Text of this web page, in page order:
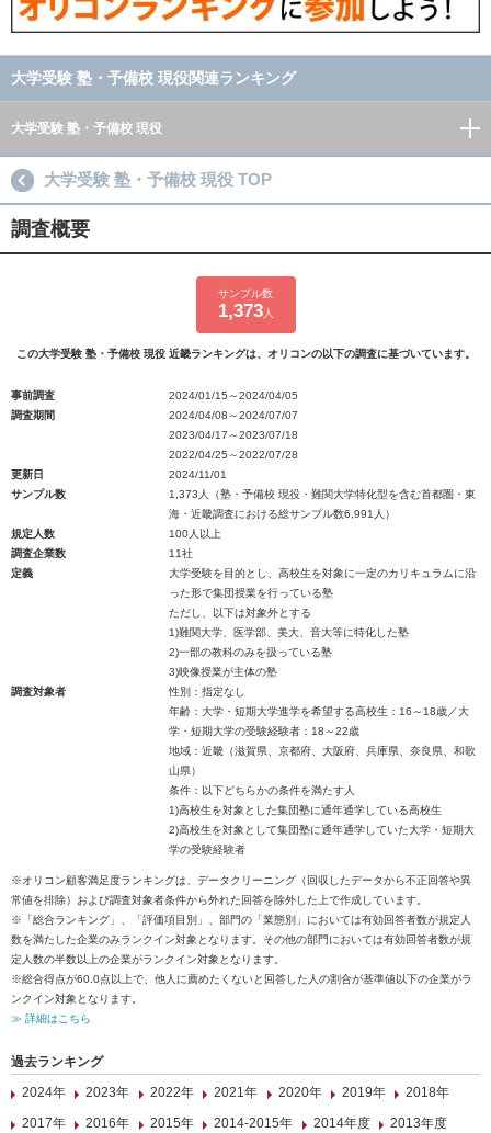
大学受験 塾・予備校 現役関連ランキング
大学受験 塾・予備校 現役
大学受験 塾・予備校 現役 TOP
調査概要
サンプル数
1,373人
この大学受験 塾・予備校 現役 近畿ランキングは、オリコンの以下の調査に基づいています。
事前調査
2024/01/15～2024/04/05
調査期間
2024/04/08～2024/07/07
2023/04/17～2023/07/18
2022/04/25～2022/07/28
更新日
2024/11/01
サンプル数
1,373人（塾・予備校 現役・難関大学特化型を含む首都圏・東
海・近畿調査における総サンプル数6,991人）
規定人数
100人以上
調査企業数
11社
定義
大学受験を目的とし、高校生を対象に一定のカリキュラムに沿
った形で集団授業を行っている塾
ただし、以下は対象外とする
1)難関大学、医学部、美大、音大等に特化した塾
2)一部の教科のみを扱っている塾
3)映像授業が主体の塾
調査対象者
性別：指定なし
年齢：大学・短期大学進学を希望する高校生：16～18歳／大
学・短期大学の受験経験者：18～22歳
地域：近畿（滋賀県、京都府、大阪府、兵庫県、奈良県、和歌
山県）
条件：以下どちらかの条件を満たす人
1)高校生を対象とした集団塾に通年通学している高校生
2)高校生を対象として集団塾に通年通学していた大学・短期大
学の受験経験者
※オリコン顧客満足度ランキングは、データクリーニング（回収したデータから不正回答や異
常値を排除）および調査対象者条件から外れた回答を除外した上で作成しています。
※「総合ランキング」、「評価項目別」、部門の「業態別」においては有効回答者数が規定人
数を満たした企業のみランクイン対象となります。その他の部門においては有効回答者数が規
定人数の半数以上の企業がランクイン対象となります。
※総合得点が60.0点以上で、他人に薦めたくないと回答した人の割合が基準値以下の企業がラ
ンクイン対象となります。
≫ 詳細はこちら
過去ランキング
2024年
2023年 2022年 2021年 2020年 2019年
2018年
2017年
2016年 2015年 2014-2015年 2014年度 2013年度